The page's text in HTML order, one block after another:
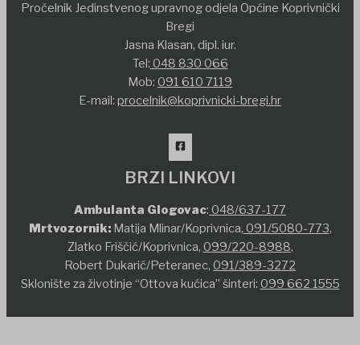
Pročelnik Jedinstvenog upravnog odjela Općine Koprivnički
Bregi
Jasna Klasan, dipl. iur.
Tel: 048 830 066
Mob: 091 610 7119
E-mail: procelnik@koprivnicki-bregi.hr
BRZI LINKOVI
Ambulanta Glogovac: 048/637-177
Mrtvozornik:Matija Mlinar/Koprivnica, 091/5080-773,
Zlatko Friščić/Koprivnica, 099/220-8988,
Robert Dukarić/Peteranec, 091/389-3272
Sklonište za životinje “Ottova kućica” šinteri: 099 662 1555